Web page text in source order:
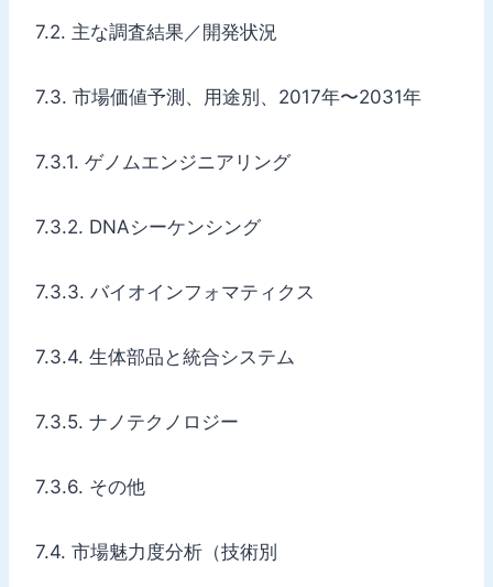
7.2. 主な調査結果／開発状況
7.3. 市場価値予測、用途別、2017年〜2031年
7.3.1. ゲノムエンジニアリング
7.3.2. DNAシーケンシング
7.3.3. バイオインフォマティクス
7.3.4. 生体部品と統合システム
7.3.5. ナノテクノロジー
7.3.6. その他
7.4. 市場魅力度分析（技術別